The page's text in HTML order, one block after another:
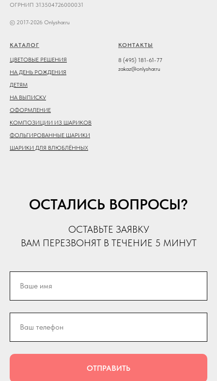
ОГРНИП 313504726000031
© 2017-2026 Onlyshar.ru
КАТАЛОГ
ЦВЕТОВЫЕ РЕШЕНИЯ
НА ДЕНЬ РОЖДЕНИЯ
ДЕТЯМ
НА ВЫПИСКУ
ОФОРМЛЕНИЕ
КОМПОЗИЦИИ ИЗ ШАРИКОВ
ФОЛЬГИРОВАННЫЕ ШАРИКИ
ШАРИКИ ДЛЯ ВЛЮБЛЁННЫХ
КОНТАКТЫ
8 (495) 181-61-77
zakaz@onlyshar.ru
ОСТАЛИСЬ ВОПРОСЫ?
ОСТАВЬТЕ ЗАЯВКУ
ВАМ ПЕРЕЗВОНЯТ В ТЕЧЕНИЕ 5 МИНУТ
ОТПРАВИТЬ